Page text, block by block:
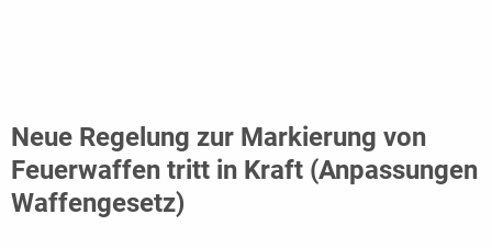
Neue Regelung zur Markierung von
Feuerwaffen tritt in Kraft (Anpassungen
Waffengesetz)